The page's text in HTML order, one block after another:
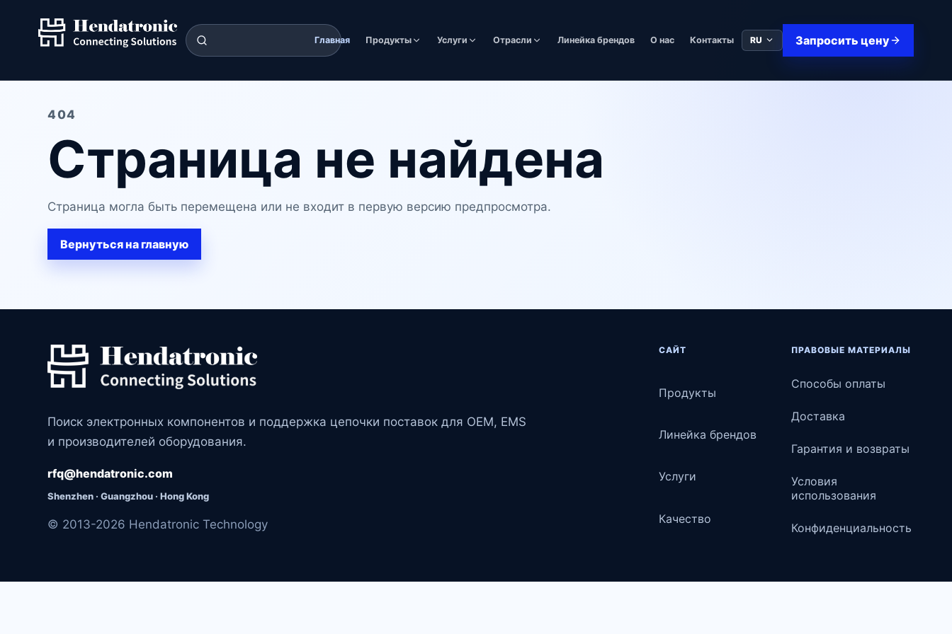
Главная Продукты Услуги Отрасли Линейка брендов О нас Контакты RU Запросить цену
404
Страница не найдена
Страница могла быть перемещена или не входит в первую версию предпросмотра.
Вернуться на главную
Поиск электронных компонентов и поддержка цепочки поставок для OEM, EMS
и производителей оборудования.
rfq@hendatronic.com
Shenzhen · Guangzhou · Hong Kong
© 2013-2026 Hendatronic Technology
САЙТ
Продукты
Линейка брендов
Услуги
Качество
ПРАВОВЫЕ МАТЕРИАЛЫ
Способы оплаты
Доставка
Гарантия и возвраты
Условия
использования
Конфиденциальность